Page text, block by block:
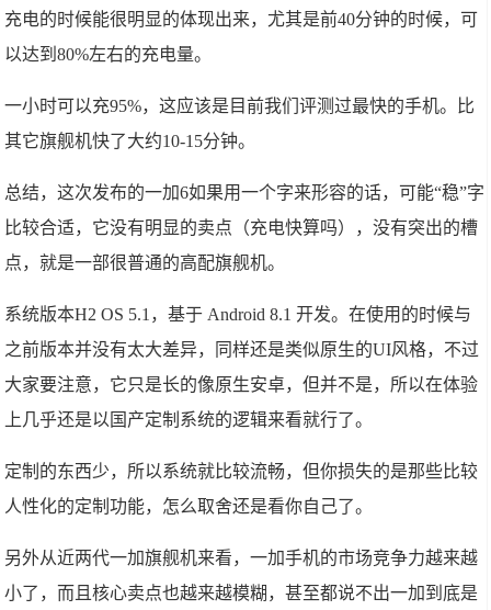
充电的时候能很明显的体现出来，尤其是前40分钟的时候，可
以达到80%左右的充电量。
一小时可以充95%，这应该是目前我们评测过最快的手机。比
其它旗舰机快了大约10-15分钟。
总结，这次发布的一加6如果用一个字来形容的话，可能“稳”字
比较合适，它没有明显的卖点（充电快算吗），没有突出的槽
点，就是一部很普通的高配旗舰机。
系统版本H2 OS 5.1，基于 Android 8.1 开发。在使用的时候与
之前版本并没有太大差异，同样还是类似原生的UI风格，不过
大家要注意，它只是长的像原生安卓，但并不是，所以在体验
上几乎还是以国产定制系统的逻辑来看就行了。
定制的东西少，所以系统就比较流畅，但你损失的是那些比较
人性化的定制功能，怎么取舍还是看你自己了。
另外从近两代一加旗舰机来看，一加手机的市场竞争力越来越
小了，而且核心卖点也越来越模糊，甚至都说不出一加到底是